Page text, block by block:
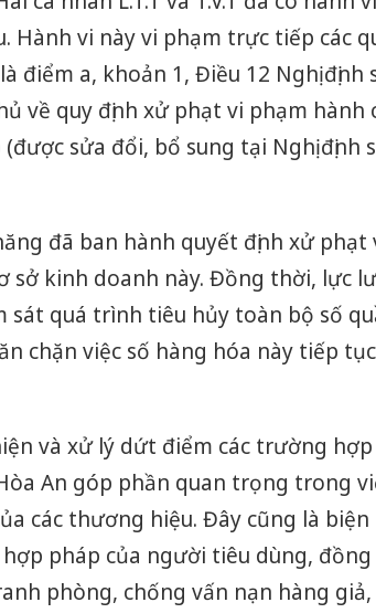
Hành vi này vi phạm trực tiếp các
điểm a, khoản 1, Điều 12 Nghị định
về quy định xử phạt vi phạm
sửa đổi, bổ sung tại Nghị định
đã ban hành quyết định xử phạt
sở kinh doanh này. Đồng thời, lực
sát quá trình tiêu hủy toàn bộ số
chặn việc số hàng hóa này tiếp
và xử lý dứt điểm các trường
An góp phần quan trọng trong
các thương hiệu. Đây cũng là
pháp của người tiêu dùng,
phòng, chống vấn nạn hàng